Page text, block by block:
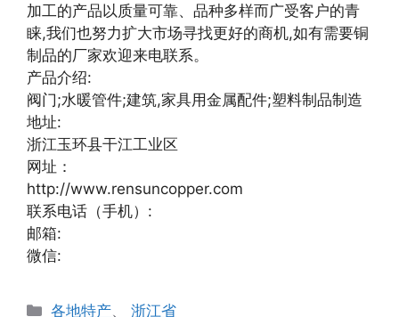
加工的产品以质量可靠、品种多样而广受客户的青
睐,我们也努力扩大市场寻找更好的商机,如有需要铜
制品的厂家欢迎来电联系。
产品介绍:
阀门;水暖管件;建筑,家具用金属配件;塑料制品制造
地址:
浙江玉环县干江工业区
网址：
http://www.rensuncopper.com
联系电话（手机）:
邮箱:
微信:
分
各地特产、浙江省